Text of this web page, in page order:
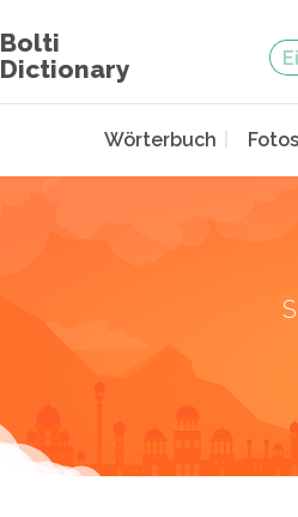
Bolti
Dictionary
Wörterbuch Fotos